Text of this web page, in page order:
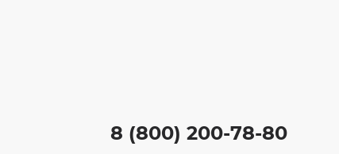
8 (800) 200-78-80